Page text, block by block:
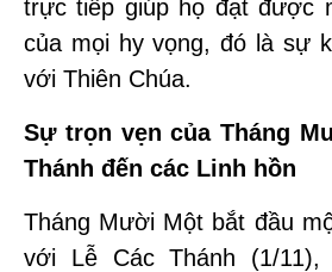
trực tiếp giúp họ đạt được
của mọi hy vọng, đó là sự
với Thiên Chúa.
Sự trọn vẹn của Tháng
Thánh đến các Linh hồn
Tháng Mười Một bắt đầu
với Lễ Các Thánh (1/